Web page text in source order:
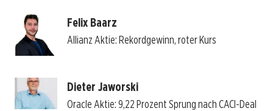
Felix Baarz
Allianz Aktie: Rekordgewinn, roter Kurs
Dieter Jaworski
Oracle Aktie: 9,22 Prozent Sprung nach CACI-Deal